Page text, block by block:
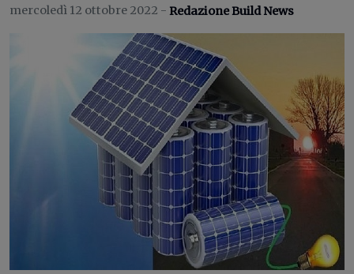
mercoledì 12 ottobre 2022 - Redazione Build News